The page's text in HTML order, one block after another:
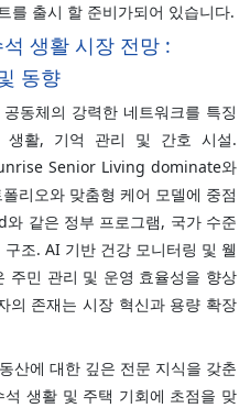
를 출시 할 준비가되어 있습니다.
생활 시장 전망 :
동향
동체의 강력한 네트워크를 특징
생활, 기억 관리 및 간호 시설.
Senior Living dominate와
리오와 맞춤형 케어 모델에 중점
같은 정부 프로그램, 국가 수준
조. AI 기반 건강 모니터링 및 웰
주민 관리 및 운영 효율성을 향상
의 존재는 시장 혁신과 용량 확장
산에 대한 깊은 전문 지식을 갖춘
생활 및 주택 기회에 초점을 맞